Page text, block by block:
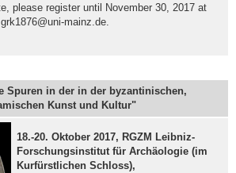
please register until November 30, 2017 at
mainz.de.
Spuren in der in der byzantinischen,
Kunst und Kultur"
18.-20. Oktober 2017, RGZM Leibniz-
Forschungsinstitut für Archäologie (im
Kurfürstlichen Schloss),